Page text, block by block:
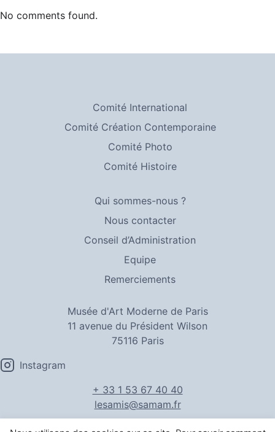
No comments found.
Comité International
Comité Création Contemporaine
Comité Photo
Comité Histoire
Qui sommes-nous ?
Nous contacter
Conseil d’Administration
Equipe
Remerciements
Musée d'Art Moderne de Paris
11 avenue du Président Wilson
75116 Paris
Instagram
+ 33 1 53 67 40 40
lesamis@samam.fr